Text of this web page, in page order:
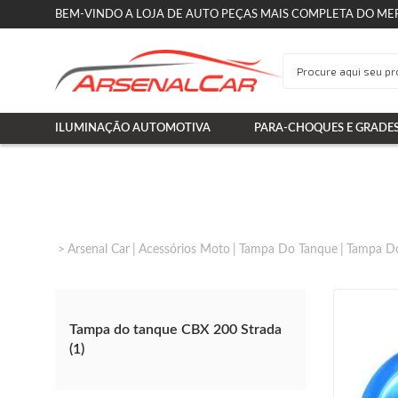
BEM-VINDO A LOJA DE AUTO PEÇAS MAIS COMPLETA DO
ILUMINAÇÃO AUTOMOTIVA PARA-CHOQUES E
Arsenal Car Acessórios Moto Tampa Do Tanque Tampa
Tampa do tanque CBX 200 Strada
(1)